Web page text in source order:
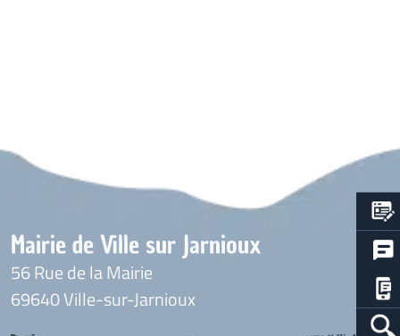
Mairie de Ville sur Jarnioux
56 Rue de la Mairie
69640 Ville-sur-Jarnioux